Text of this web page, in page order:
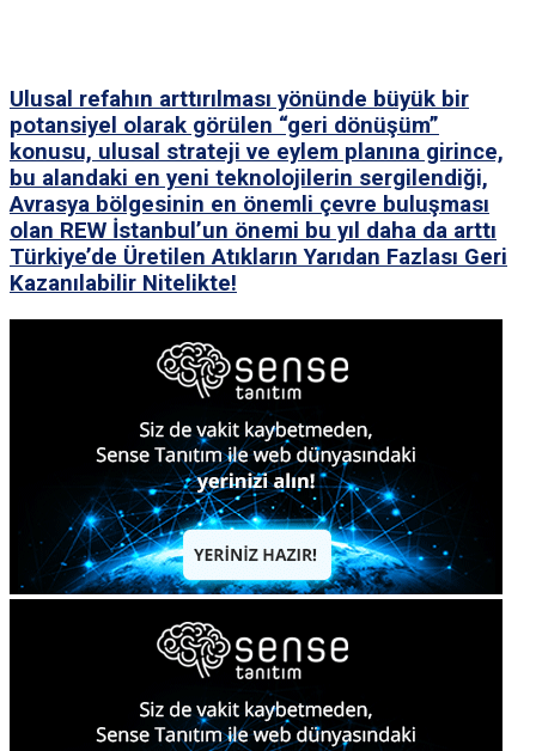
Ulusal refahın arttırılması yönünde büyük bir
potansiyel olarak görülen “geri dönüşüm”
konusu, ulusal strateji ve eylem planına girince,
bu alandaki en yeni teknolojilerin sergilendiği,
Avrasya bölgesinin en önemli çevre buluşması
olan REW İstanbul’un önemi bu yıl daha da arttı
Türkiye’de Üretilen Atıkların Yarıdan Fazlası Geri
Kazanılabilir Nitelikte!